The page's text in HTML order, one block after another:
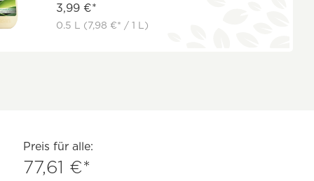
3,99 €*
0.5 L (7,98 €* / 1 L)
Preis für alle:
77,61 €*